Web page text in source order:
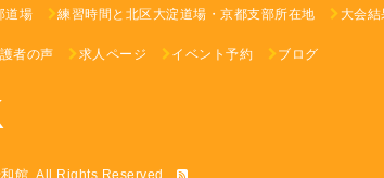
道場 練習時間と北区大淀道場・京都支部所在地 大会
者の声 求人ページ イベント予約 ブログ